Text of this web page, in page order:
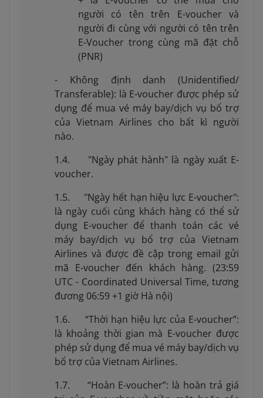
người có tên trên E-voucher và
người đi cùng với người có tên trên
E-Voucher trong cùng mã đặt chỗ
(PNR)
- Không định danh (Unidentified/
Transferable): là E-voucher được phép sử
dụng để mua vé máy bay/dịch vụ bổ trợ
của Vietnam Airlines cho bất kì người
nào.
1.4. "Ngày phát hành" là ngày xuất E-
voucher.
1.5. "Ngày hết hạn hiệu lực E-voucher":
là ngày cuối cùng khách hàng có thể sử
dụng E-voucher để thanh toán các vé
máy bay/dịch vụ bổ trợ của Vietnam
Airlines và được đề cập trong email gửi
mã E-voucher đến khách hàng. (23:59
UTC - Coordinated Universal Time, tương
đương 06:59 +1 giờ Hà nội)
1.6. “Thời hạn hiệu lực của E-voucher”:
là khoảng thời gian mà E-voucher được
phép sử dụng để mua vé máy bay/dịch vụ
bổ trợ của Vietnam Airlines.
1.7. “Hoàn E-voucher”: là hoàn trả giá